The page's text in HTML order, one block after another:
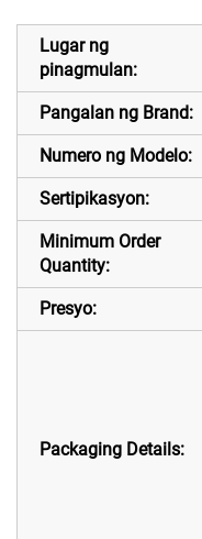
Lugar ng
pinagmulan:
Pangalan ng Brand:
Numero ng Modelo:
Sertipikasyon:
Minimum Order
Quantity:
Presyo:
Packaging Details: